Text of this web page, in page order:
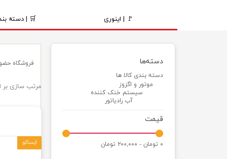
🚩 | اینوری 🛒 | دسته
موتور
برقی و
قطعات
دسته‌ها
دسته بندی کالا ها
موتور و اگزوز
سیستم خنک کننده
آب رادیاتور
قیمت
۰ تومان - ۲۰۰,۰۰۰ تومان
فروشگاه
مرتب سازی
ایساکو